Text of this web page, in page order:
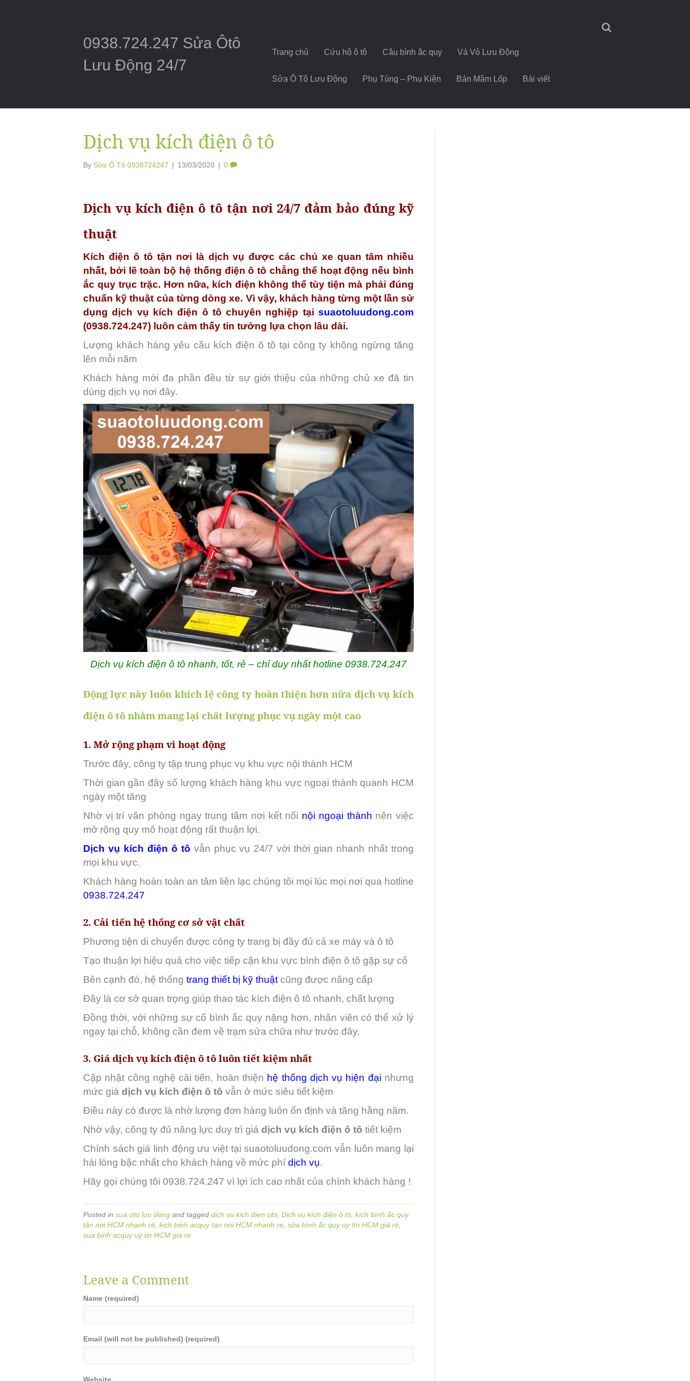
0938.724.247 Sửa Ôtô
Lưu Động 24/7
Trang chủ Cứu hộ ô tô Câu bình ắc quy Vá Vỏ Lưu Động
Sửa Ô Tô Lưu Động Phụ Tùng – Phụ Kiện Bán Mâm Lốp Bài viết
Dịch vụ kích điện ô tô
By Sửa Ô Tô 0938724247 | 13/03/2020 | 0
Dịch vụ kích điện ô tô tận nơi 24/7 đảm bảo đúng kỹ
thuật
Kích điện ô tô tận nơi là dịch vụ được các chủ xe quan tâm nhiều
nhất, bởi lẽ toàn bộ hệ thống điện ô tô chẳng thể hoạt động nếu bình
ắc quy trục trặc. Hơn nữa, kích điện không thể tùy tiện mà phải đúng
chuẩn kỹ thuật của từng dòng xe. Vì vậy, khách hàng từng một lần sử
dụng dịch vụ kích điện ô tô chuyên nghiệp tại suaotoluudong.com
(0938.724.247) luôn cảm thấy tin tưởng lựa chọn lâu dài.
Lượng khách hàng yêu cầu kích điện ô tô tại công ty không ngừng tăng
lên mỗi năm
Khách hàng mới đa phần đều từ sự giới thiệu của những chủ xe đã tin
dùng dịch vụ nơi đây.
Dịch vụ kích điện ô tô nhanh, tốt, rẻ – chỉ duy nhất hotline 0938.724.247
Động lực này luôn khích lệ công ty hoàn thiện hơn nữa dịch vụ kích
điện ô tô nhằm mang lại chất lượng phục vụ ngày một cao
1. Mở rộng phạm vi hoạt động
Trước đây, công ty tập trung phục vụ khu vực nội thành HCM
Thời gian gần đây số lượng khách hàng khu vực ngoại thành quanh HCM
ngày một tăng
Nhờ vị trí văn phòng ngay trung tâm nơi kết nối nội ngoại thành nên việc
mở rộng quy mô hoạt động rất thuận lợi.
Dịch vụ kích điện ô tô vẫn phục vụ 24/7 với thời gian nhanh nhất trong
mọi khu vực.
Khách hàng hoàn toàn an tâm liên lạc chúng tôi mọi lúc mọi nơi qua hotline
0938.724.247
2. Cải tiến hệ thống cơ sở vật chất
Phương tiện di chuyển được công ty trang bị đầy đủ cả xe máy và ô tô
Tạo thuận lợi hiệu quả cho việc tiếp cận khu vực bình điện ô tô gặp sự cố
Bên cạnh đó, hệ thống trang thiết bị kỹ thuật cũng được nâng cấp
Đây là cơ sở quan trọng giúp thao tác kích điện ô tô nhanh, chất lượng
Đồng thời, với những sự cố bình ắc quy nặng hơn, nhân viên có thể xử lý
ngay tại chỗ, không cần đem về trạm sửa chữa như trước đây.
3. Giá dịch vụ kích điện ô tô luôn tiết kiệm nhất
Cập nhật công nghệ cải tiến, hoàn thiện hệ thống dịch vụ hiện đại nhưng
mức giá dịch vụ kích điện ô tô vẫn ở mức siêu tiết kiệm
Điều này có được là nhờ lượng đơn hàng luôn ổn định và tăng hằng năm.
Nhờ vậy, công ty đủ năng lực duy trì giá dịch vụ kích điện ô tô tiết kiệm
Chính sách giá linh động ưu việt tại suaotoluudong.com vẫn luôn mang lại
hài lòng bậc nhất cho khách hàng về mức phí dịch vụ.
Hãy gọi chúng tôi 0938.724.247 vì lợi ích cao nhất của chính khách hàng !
Posted in sua oto luu dong and tagged dich vu kich dien oto Dịch vụ kích điện ô tô kích bình ắc quy
tận nơi HCM nhanh rẻ kich binh acquy tan noi HCM nhanh re sửa bình ắc quy uy tín HCM giá rẻ
sua binh acquy uy tin HCM gia re
Leave a Comment
Name (required)
Email (will not be published) (required)